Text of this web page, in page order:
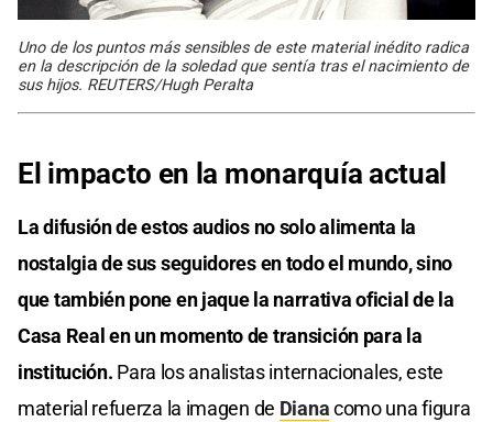
Uno de los puntos más sensibles de este material inédito radica
en la descripción de la soledad que sentía tras el nacimiento de
sus hijos. REUTERS/Hugh Peralta
El impacto en la monarquía actual
La difusión de estos audios no solo alimenta la
nostalgia de sus seguidores en todo el mundo, sino
que también pone en jaque la narrativa oficial de la
Casa Real en un momento de transición para la
institución. Para los analistas internacionales, este
material refuerza la imagen de Dianacomo una figura